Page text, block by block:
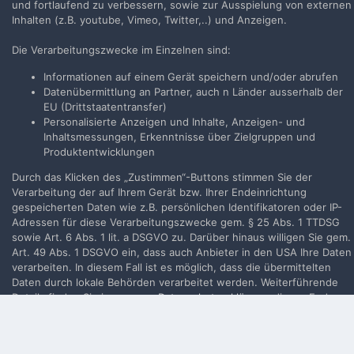
Neues Benutzerkonto für unsere Community erstellen. Es
ist einfach!
Anmelden
Du hast bereits ein Benutzerkonto? Melde Dich hier an.
Jetzt anmelden
Filmvorführer.de via Google durchsuchen:
und fortlaufend zu verbessern, sowie zur Ausspielung von externen
Inhalten (z.B. youtube, Vimeo, Twitter,..) und Anzeigen.
Die Verarbeitungszwecke im Einzelnen sind:
Informationen auf einem Gerät speichern und/oder abrufen
Datenübermittlung an Partner, auch n Länder ausserhalb der
EU (Drittstaatentransfer)
Personalisierte Anzeigen und Inhalte, Anzeigen- und
Inhaltsmessungen, Erkenntnisse über Zielgruppen und
Produktentwicklungen
Durch das Klicken des „Zustimmen“-Buttons stimmen Sie der
Verarbeitung der auf Ihrem Gerät bzw. Ihrer Endeinrichtung
gespeicherten Daten wie z.B. persönlichen Identifikatoren oder IP-
Adressen für diese Verarbeitungszwecke gem. § 25 Abs. 1 TTDSG
sowie Art. 6 Abs. 1 lit. a DSGVO zu. Darüber hinaus willigen Sie gem.
Art. 49 Abs. 1 DSGVO ein, dass auch Anbieter in den USA Ihre Daten
verarbeiten. In diesem Fall ist es möglich, dass die übermittelten
Daten durch lokale Behörden verarbeitet werden. Weiterführende
Details finden Sie in unsererDatenschutzerklärung, die am Ende